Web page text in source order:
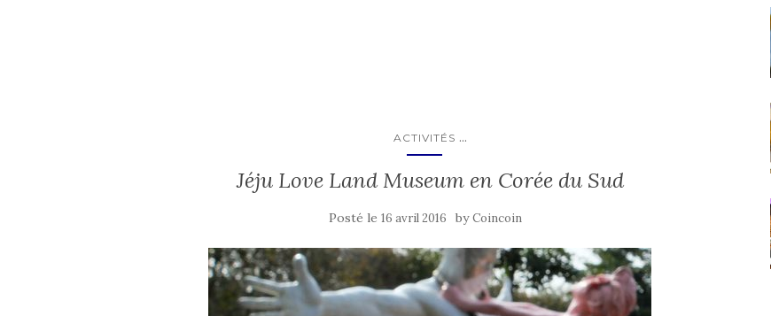
ACTIVITÉS ...
Jéju Love Land Museum en Corée du Sud
Posté le16 avril 2016 byCoincoin